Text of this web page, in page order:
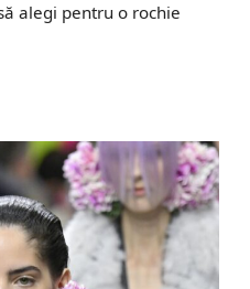
alegi pentru o rochie